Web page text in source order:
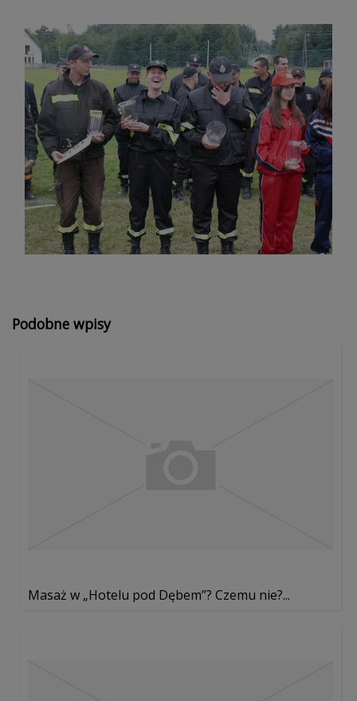
Podobne wpisy
Masaż w „Hotelu pod Dębem”? Czemu nie?...